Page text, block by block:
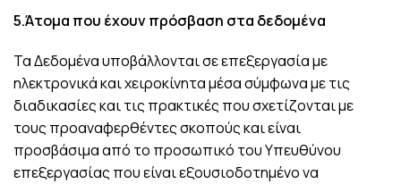
5.Άτομα που έχουν πρόσβαση στα δεδομένα
Τα Δεδομένα υποβάλλονται σε επεξεργασία με
ηλεκτρονικά και χειροκίνητα μέσα σύμφωνα με τις
διαδικασίες και τις πρακτικές που σχετίζονται με
τους προαναφερθέντες σκοπούς και είναι
προσβάσιμα από το προσωπικό του Υπευθύνου
επεξεργασίας που είναι εξουσιοδοτημένο να